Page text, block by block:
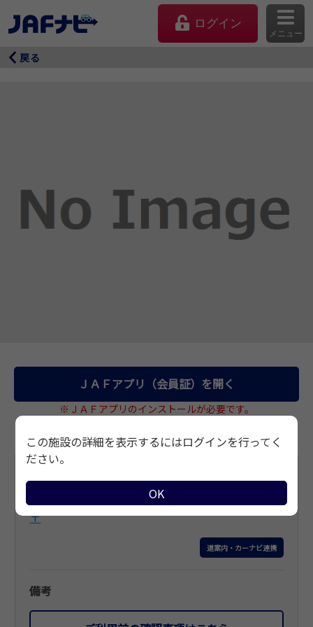
ログイン
メニュー
マイページ
戻る
ＪＡＦアプリ（会員証）を開く
※ＪＡＦアプリのインストールが必要です。
基本情報
住所
〒
道案内・カーナビ連携
備考
この施設の詳細を表示するにはログインを行ってく
ださい。
OK